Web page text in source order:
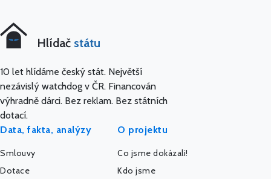
Hlídač státu
10 let hlídáme český stát. Největší
nezávislý watchdog v ČR. Financován
výhradně dárci. Bez reklam. Bez státních
dotací.
Data, fakta, analýzy
Smlouvy
Dotace
O projektu
Co jsme dokázali!
Kdo jsme